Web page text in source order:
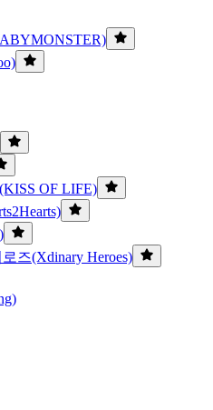
OF LIFE)
즈(Xdinary Heroes)